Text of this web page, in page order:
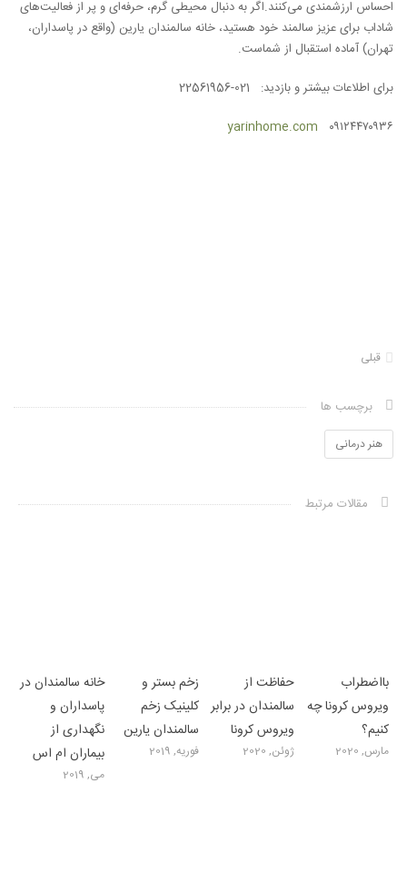
احساس ارزشمندی می‌کنند.اگر به دنبال محیطی گرم، حرفه‌ای و پر از فعالیت‌های
شاداب برای عزیز سالمند خود هستید، خانه سالمندان یارین (واقع در پاسداران،
تهران) آماده استقبال از شماست.
برای اطلاعات بیشتر و بازدید:
۰۹۱۲۴۴۷۰۹۳۶
yarinhome.com
قبلی
برچسب ها
هنر درمانی
مقالات مرتبط
خانه سالمندان در
پاسداران و
نگهداری از
بیماران ام اس
می, 2019
زخم بستر و
کلینیک زخم
سالمندان یارین
فوریه, 2019
حفاظت از
سالمندان در برابر
ویروس کرونا
ژوئن, 2020
بااﺿﻄﺮاب
وﯾﺮوس کرونا ﭼﻪ
ﮐﻨﯿﻢ؟
مارس, 2020